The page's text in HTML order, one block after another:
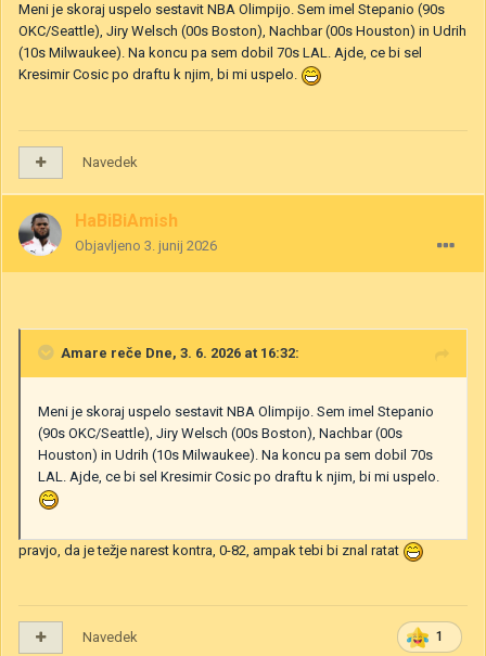
Meni je skoraj uspelo sestavit NBA Olimpijo. Sem imel Stepanio (90s
OKC/Seattle), Jiry Welsch (00s Boston), Nachbar (00s Houston) in Udrih
(10s Milwaukee). Na koncu pa sem dobil 70s LAL. Ajde, ce bi sel
Kresimir Cosic po draftu k njim, bi mi uspelo.
Navedek
HaBiBiAmish
Objavljeno 3. junij 2026
Amare reče Dne, 3. 6. 2026 at 16:32:
Meni je skoraj uspelo sestavit NBA Olimpijo. Sem imel Stepanio
(90s OKC/Seattle), Jiry Welsch (00s Boston), Nachbar (00s
Houston) in Udrih (10s Milwaukee). Na koncu pa sem dobil 70s
LAL. Ajde, ce bi sel Kresimir Cosic po draftu k njim, bi mi uspelo.
pravjo, da je težje narest kontra, 0-82, ampak tebi bi znal ratat
1
Navedek